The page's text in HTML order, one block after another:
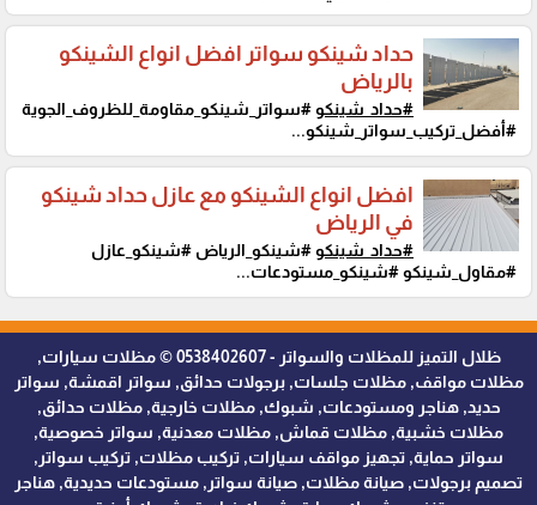
حداد شينكو سواتر افضل انواع الشينكو
بالرياض
#حداد_شينكو#سواتر_شينكو_مقاومة_للظروف_الجوية
#أفضل_تركيب_سواتر_شينكو...
افضل انواع الشينكو مع عازل حداد شينكو
في الرياض
#حداد_شينكو#شينكو_الرياض #شينكو_عازل
#مقاول_شينكو #شينكو_مستودعات...
ظلال التميز للمظلات والسواتر - 0538402607 © مظلات سيارات,
مظلات مواقف, مظلات جلسات, برجولات حدائق, سواتر اقمشة, سواتر
حديد, هناجر ومستودعات, شبوك, مظلات خارجية, مظلات حدائق,
مظلات خشبية, مظلات قماش, مظلات معدنية, سواتر خصوصية,
سواتر حماية, تجهيز مواقف سيارات, تركيب مظلات, تركيب سواتر,
تصميم برجولات, صيانة مظلات, صيانة سواتر, مستودعات حديدية, هناجر